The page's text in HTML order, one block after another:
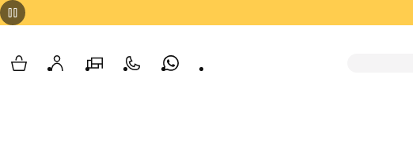
Whatsappצור קשרהסניפים שלנוהחשבון שלי